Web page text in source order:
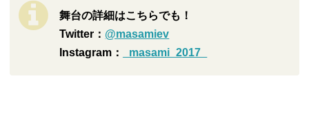
舞台の詳細はこちらでも！
Twitter： @masamiev
Instagram：
_masami_2017_